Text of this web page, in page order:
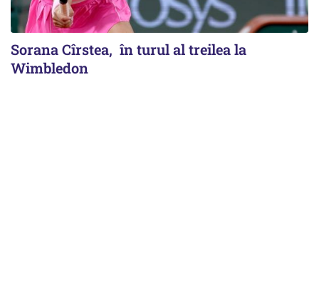
Sorana Cîrstea, în turul al treilea la
Wimbledon